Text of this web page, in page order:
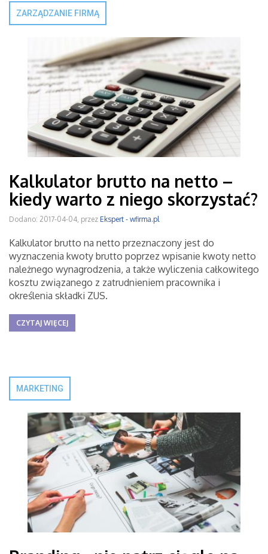
ZARZĄDZANIE FIRMĄ
Kalkulator brutto na netto –
kiedy warto z niego skorzystać?
Dodano: 2017-04-04, przez Ekspert - wfirma.pl
Kalkulator brutto na netto przeznaczony jest do
wyznaczenia kwoty brutto poprzez wpisanie kwoty netto
należnego wynagrodzenia, a także wyliczenia całkowitego
kosztu związanego z zatrudnieniem pracownika i
określenia składki ZUS.
CZYTAJ WIĘCEJ
MARKETING